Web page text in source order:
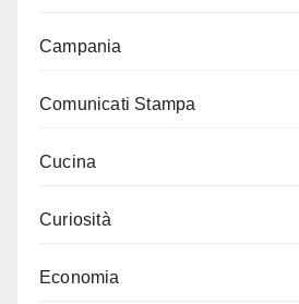
Campania
Comunicati Stampa
Cucina
Curiosità
Economia